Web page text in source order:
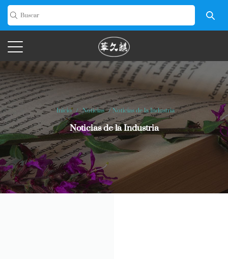
Inicio/Noticias/Noticias de la Industria
Noticias de la Industria